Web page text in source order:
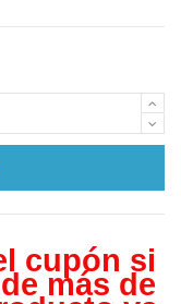
cupón si
más de